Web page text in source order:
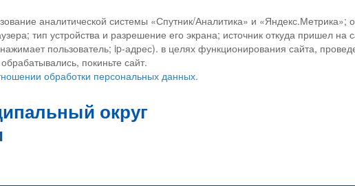
аналитической системы «Спутник/Аналитика» и «Яндекс.Метрика»;
тип устройства и разрешение его экрана; источник откуда пришел на
пользователь; ip-адрес). в целях функционирования сайта,
покиньте сайт.
обработки персональных данных.